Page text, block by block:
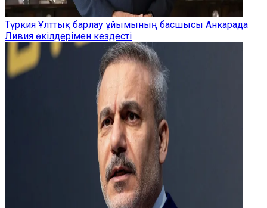
Түркия Ұлттық барлау ұйымының басшысы Анкарада
Ливия өкілдерімен кездесті